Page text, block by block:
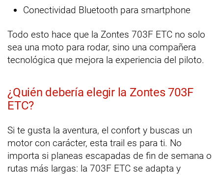
Conectividad Bluetooth para smartphone
Todo esto hace que la Zontes 703F ETC no solo
sea una moto para rodar, sino una compañera
tecnológica que mejora la experiencia del piloto.
¿Quién debería elegir la Zontes 703F
ETC?
Si te gusta la aventura, el confort y buscas un
motor con carácter, esta trail es para ti. No
importa si planeas escapadas de fin de semana o
rutas más largas: la 703F ETC se adapta y